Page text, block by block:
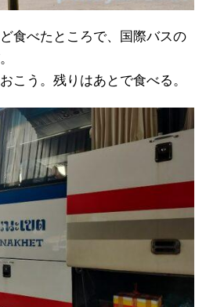
食べたところで、国際バスの
こう。残りはあとで食べる。